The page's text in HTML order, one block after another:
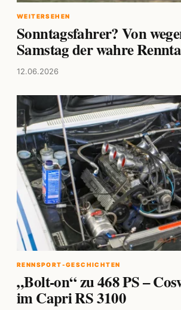
WEITERSEHEN
Sonntagsfahrer? Von
Samstag der wahre
12.06.2026
RENNSPORT-GESCHICHTEN
„Bolt-on“ zu 468 PS –
im Capri RS 3100